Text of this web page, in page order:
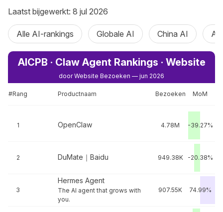
Laatst bijgewerkt: 8 jul 2026
Alle AI-rankings Globale AI China AI AI
AICPB · Claw Agent Rankings · Website
door Website Bezoeken — jun 2026
#Rang Productnaam Bezoeken MoM
1 OpenClaw 4.78M -39.27%
2 DuMate｜Baidu 949.38K -20.38%
3
Hermes Agent
The AI agent that grows with
you.
907.55K 74.99%